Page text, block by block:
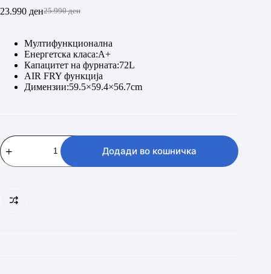
25.990ден
Original
25.990 ден.
23.990 денCurrent
23.990 ден.
Мултифункционална
Енергетска класа:А+
Капацитет на фурната:72L
AIR FRY функција
Димензии:59.5×59.4×56.7cm
BEKO
BBIM17300BPSEA
количина
Додади во кошничка